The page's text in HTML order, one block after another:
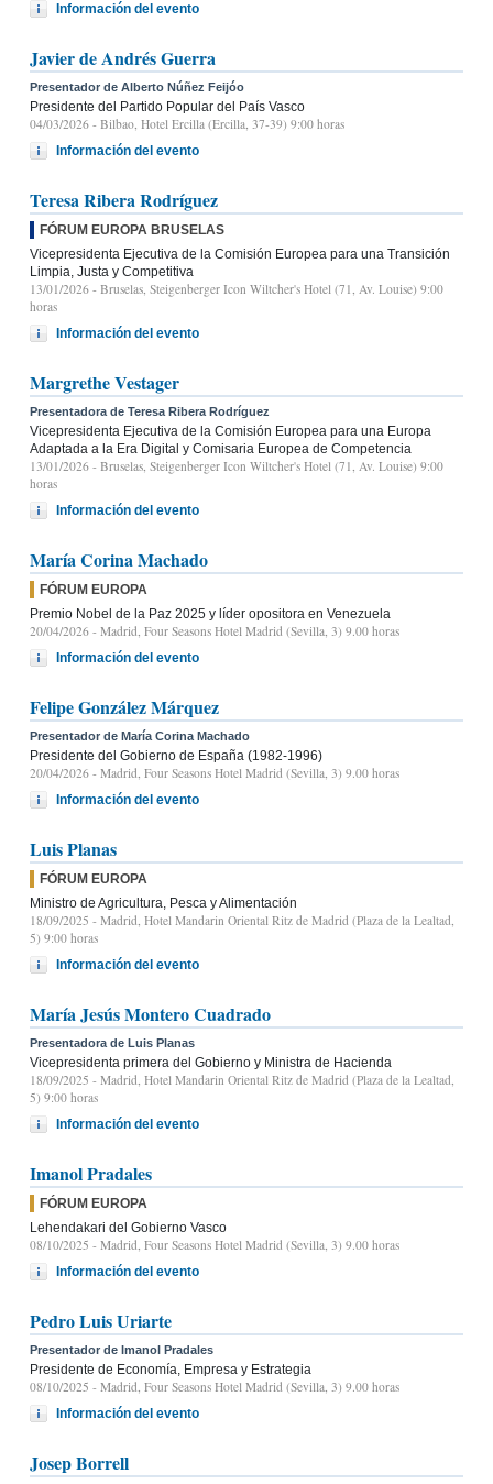
Información del evento
Javier de Andrés Guerra
Presentador de Alberto Núñez Feijóo
Presidente del Partido Popular del País Vasco
04/03/2026 - Bilbao, Hotel Ercilla (Ercilla, 37-39) 9:00 horas
Información del evento
Teresa Ribera Rodríguez
FÓRUM EUROPA BRUSELAS
Vicepresidenta Ejecutiva de la Comisión Europea para una Transición
Limpia, Justa y Competitiva
13/01/2026 - Bruselas, Steigenberger Icon Wiltcher's Hotel (71, Av. Louise) 9:00
horas
Información del evento
Margrethe Vestager
Presentadora de Teresa Ribera Rodríguez
Vicepresidenta Ejecutiva de la Comisión Europea para una Europa
Adaptada a la Era Digital y Comisaria Europea de Competencia
13/01/2026 - Bruselas, Steigenberger Icon Wiltcher's Hotel (71, Av. Louise) 9:00
horas
Información del evento
María Corina Machado
FÓRUM EUROPA
Premio Nobel de la Paz 2025 y líder opositora en Venezuela
20/04/2026 - Madrid, Four Seasons Hotel Madrid (Sevilla, 3) 9.00 horas
Información del evento
Felipe González Márquez
Presentador de María Corina Machado
Presidente del Gobierno de España (1982-1996)
20/04/2026 - Madrid, Four Seasons Hotel Madrid (Sevilla, 3) 9.00 horas
Información del evento
Luis Planas
FÓRUM EUROPA
Ministro de Agricultura, Pesca y Alimentación
18/09/2025 - Madrid, Hotel Mandarin Oriental Ritz de Madrid (Plaza de la Lealtad,
5) 9:00 horas
Información del evento
María Jesús Montero Cuadrado
Presentadora de Luis Planas
Vicepresidenta primera del Gobierno y Ministra de Hacienda
18/09/2025 - Madrid, Hotel Mandarin Oriental Ritz de Madrid (Plaza de la Lealtad,
5) 9:00 horas
Información del evento
Imanol Pradales
FÓRUM EUROPA
Lehendakari del Gobierno Vasco
08/10/2025 - Madrid, Four Seasons Hotel Madrid (Sevilla, 3) 9.00 horas
Información del evento
Pedro Luis Uriarte
Presentador de Imanol Pradales
Presidente de Economía, Empresa y Estrategia
08/10/2025 - Madrid, Four Seasons Hotel Madrid (Sevilla, 3) 9.00 horas
Información del evento
Josep Borrell